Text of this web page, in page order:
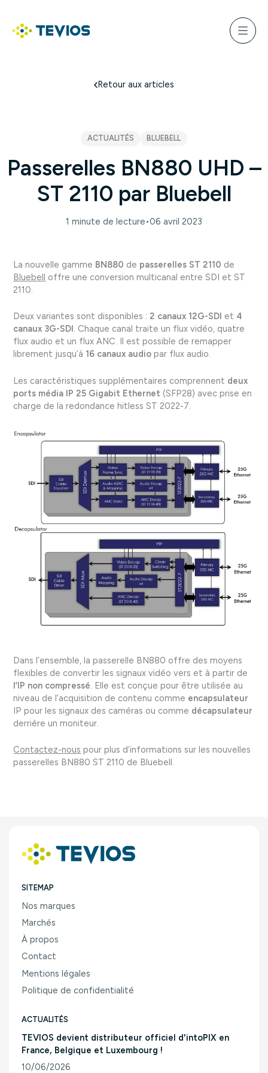
contenu
Menu
Passerelles BN880 UHD –
ST 2110 par Bluebell
Retour aux articles
ACTUALITÉS BLUEBELL
1 minute de lecture•06 avril 2023
La nouvelle gamme BN880 de passerelles ST 2110 de
Bluebell offre une conversion multicanal entre SDI et ST
2110.
Deux variantes sont disponibles :2 canaux 12G-SDI et 4
canaux 3G-SDI . Chaque canal traite un flux vidéo, quatre
flux audio et un flux ANC. Il est possible de remapper
librement jusqu’à 16 canaux audio par flux audio.
Les caractéristiques supplémentaires comprennent deux
ports média IP 25 Gigabit Ethernet (SFP28) avec prise en
charge de la redondance hitless ST 2022-7.
Dans l’ensemble, la passerelle BN880 offre des moyens
flexibles de convertir les signaux vidéo vers et à partir de
l’IP non compressé. Elle est conçue pour être utilisée au
niveau de l’acquisition de contenu comme encapsulateur
IP pour les signaux des caméras ou comme décapsulateur
derrière un moniteur.
Contactez-nous pour plus d’informations sur les nouvelles
passerelles BN880 ST 2110 de Bluebell.
SITEMAP
Nos marques
Marchés
À propos
Contact
Mentions légales
Politique de confidentialité
ACTUALITÉS
TEVIOS devient distributeur officiel d'intoPIX en
France, Belgique et Luxembourg !
10/06/2026